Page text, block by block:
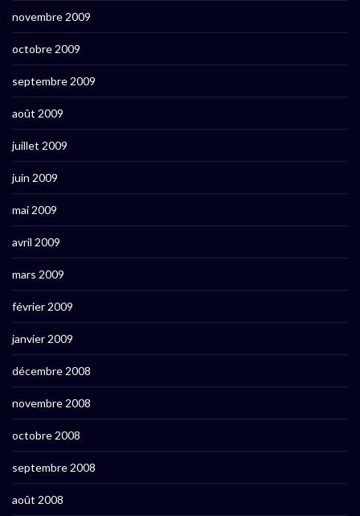
novembre 2009
octobre 2009
septembre 2009
août 2009
juillet 2009
juin 2009
mai 2009
avril 2009
mars 2009
février 2009
janvier 2009
décembre 2008
novembre 2008
octobre 2008
septembre 2008
août 2008